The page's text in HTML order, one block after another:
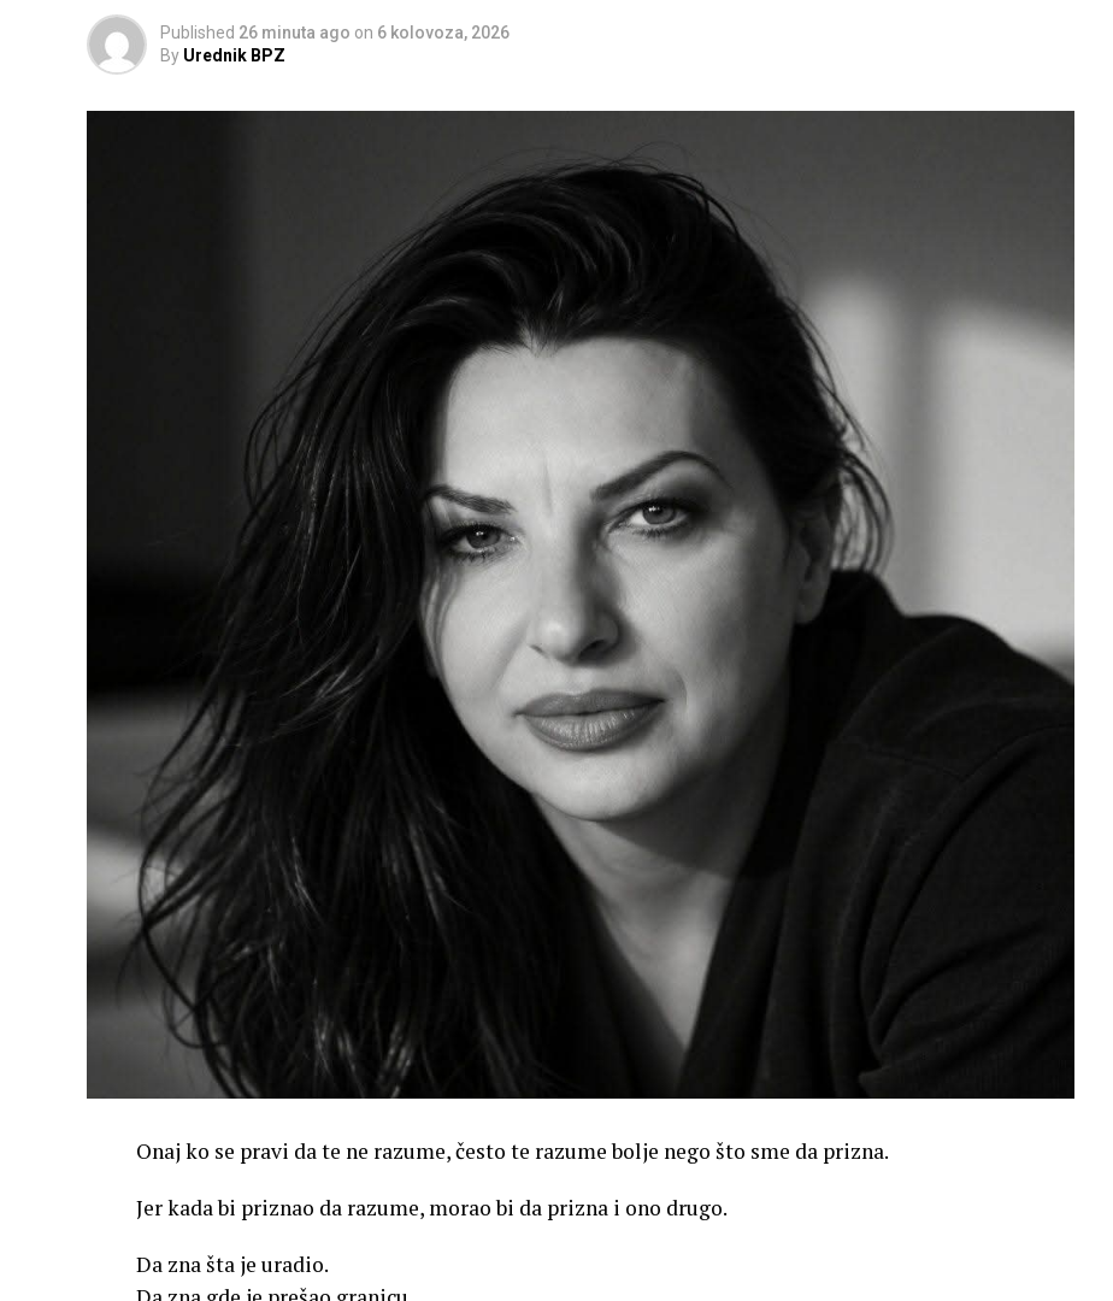
Published 26 minuta ago on 6 kolovoza, 2026
By Urednik BPZ
Onaj ko se pravi da te ne razume, često te razume bolje nego što sme da prizna.
Jer kada bi priznao da razume, morao bi da prizna i ono drugo.
Da zna šta je uradio.